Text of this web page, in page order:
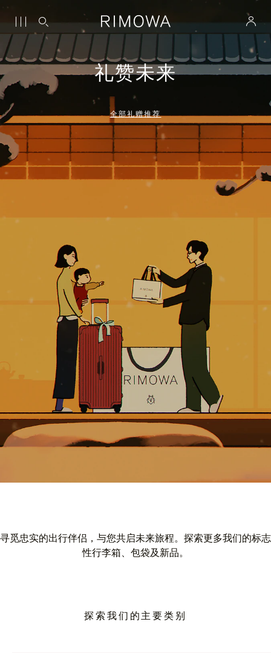
礼赞未来
全部礼赠推荐
寻觅忠实的出行伴侣，与您共启未来旅程。探索更多我们的标志
性行李箱、包袋及新品。
探索我们的主要类别